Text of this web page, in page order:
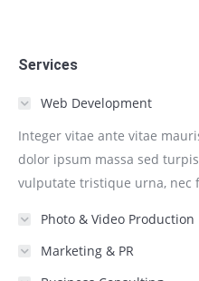
Services
Web Development
Integer vitae ante vitae
dolor ipsum massa sed
vulputate tristique urna, nec
Photo & Video Production
Marketing & PR